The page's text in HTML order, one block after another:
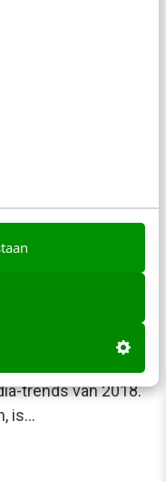
voor
mijn
trends van 2018.
is…